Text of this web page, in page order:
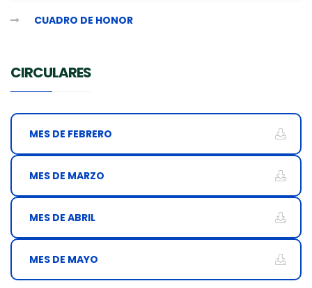
CUADRO DE HONOR
CIRCULARES
MES DE FEBRERO
MES DE MARZO
MES DE ABRIL
MES DE MAYO